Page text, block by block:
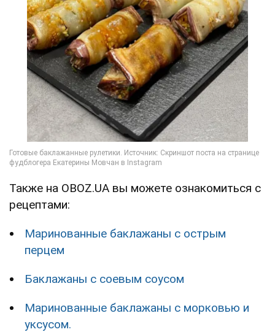
Также на OBOZ.UA вы можете ознакомиться с
рецептами:
Маринованные баклажаны с острым
перцем
Баклажаны с соевым соусом
Маринованные баклажаны с морковью и
уксусом.